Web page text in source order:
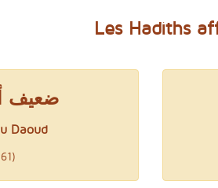
ضعيف
Daoud